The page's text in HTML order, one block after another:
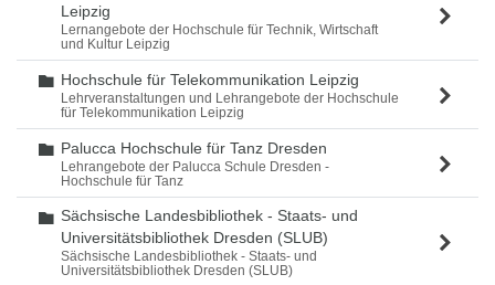
Leipzig
Lernangebote der Hochschule für Technik, Wirtschaft
und Kultur Leipzig
Ordner
Hochschule für Telekommunikation Leipzig
Lehrveranstaltungen und Lehrangebote der Hochschule
für Telekommunikation Leipzig
Ordner
Palucca Hochschule für Tanz Dresden
Lehrangebote der Palucca Schule Dresden -
Hochschule für Tanz
Ordner
Sächsische Landesbibliothek - Staats- und
Universitätsbibliothek Dresden (SLUB)
Sächsische Landesbibliothek - Staats- und
Universitätsbibliothek Dresden (SLUB)